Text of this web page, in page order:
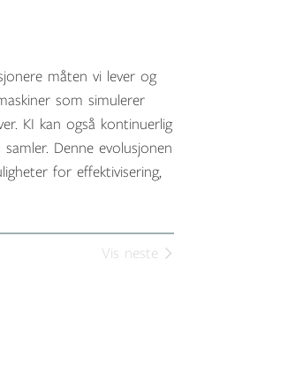
måten vi lever og
som simulerer
KI kan også kontinuerlig
Denne evolusjonen
for effektivisering,
Vis neste